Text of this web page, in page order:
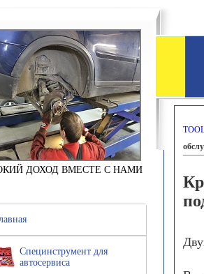
ДОХОД ВМЕСТЕ С НАМИ
Специнструмент для
автосервиса